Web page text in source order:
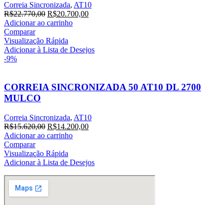
Correia Sincronizada, AT10
R$22.770,00 O
preço
era:
R$22.770,00.
R$20.700,00O
R$20.700,00.
Adicionar ao carrinho
Comparar
Visualização Rápida
Adicionar à Lista de Desejos
-9%
CORREIA SINCRONIZADA 50 AT10 DL 2700
MULCO
Correia Sincronizada, AT10
R$15.620,00 O
preço
era:
R$15.620,00.
R$14.200,00O
R$14.200,00.
Adicionar ao carrinho
Comparar
Visualização Rápida
Adicionar à Lista de Desejos